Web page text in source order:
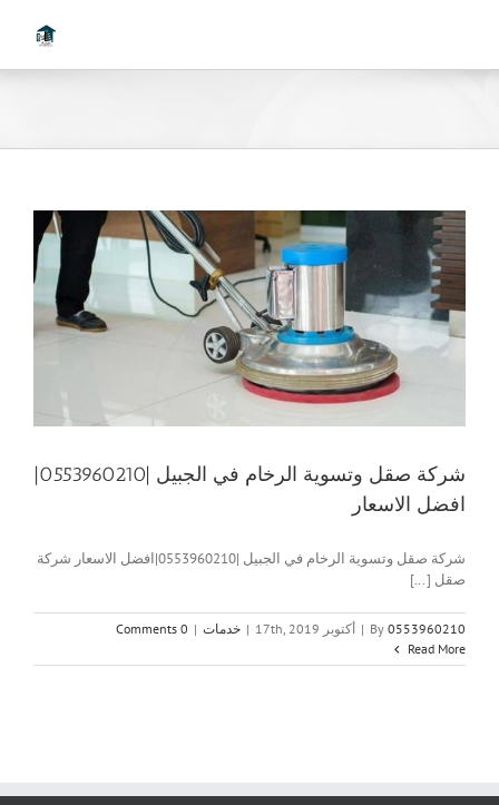
شركة صقل وتسوية الرخام في الجبيل |0553960210|
افضل الاسعار
شركة صقل وتسوية الرخام في الجبيل |0553960210|افضل الاسعار شركة
صقل [...]
By 0553960210
| أكتوبر 17th, 2019 | خدمات |
0 Comments
Read More